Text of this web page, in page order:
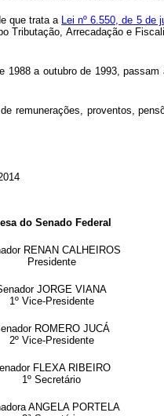
que trata a Lei nº 6.550, de 5 de
Tributação, Arrecadação e
a outubro de 1993,
remunerações, proventos,
do Senado Federal
RENAN CALHEIROS
Presidente
JORGE VIANA
1º Vice-Presidente
ROMERO JUCÁ
2º Vice-Presidente
FLEXA RIBEIRO
1º Secretário
ANGELA PORTELA